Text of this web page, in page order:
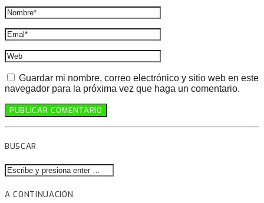
Guardar mi nombre, correo electrónico y sitio web en este
navegador para la próxima vez que haga un comentario.
BUSCAR
A CONTINUACIÓN